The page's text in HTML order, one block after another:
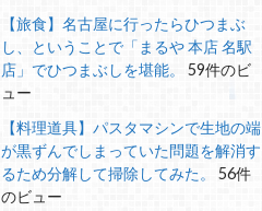
【旅食】名古屋に行ったらひつまぶ
し、ということで「まるや 本店 名駅
店」でひつまぶしを堪能。
59件のビ
ュー
【料理道具】パスタマシンで生地の端
が黒ずんでしまっていた問題を解消す
るため分解して掃除してみた。
56件
のビュー